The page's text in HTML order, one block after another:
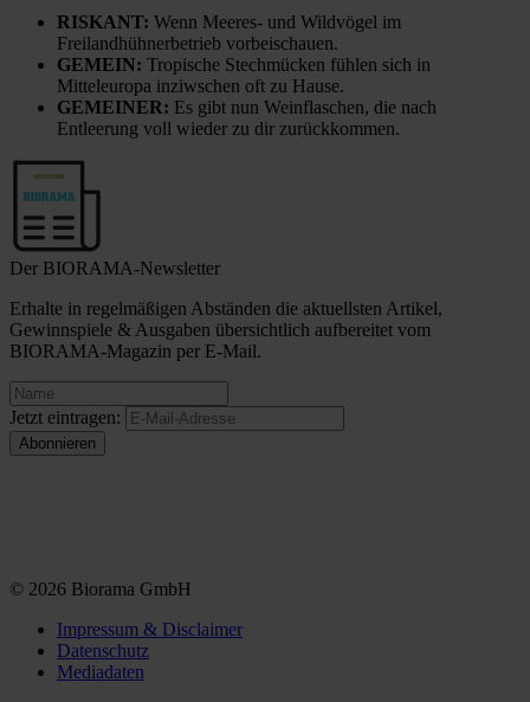
RISKANT: Wenn Meeres- und Wildvögel im
Freilandhühnerbetrieb vorbeischauen.
GEMEIN: Tropische Stechmücken fühlen sich in
Mitteleuropa inziwschen oft zu Hause.
GEMEINER: Es gibt nun Weinflaschen, die nach
Entleerung voll wieder zu dir zurückkommen.
Der BIORAMA-Newsletter
Erhalte in regelmäßigen Abständen die aktuellsten Artikel,
Gewinnspiele & Ausgaben übersichtlich aufbereitet vom
BIORAMA-Magazin per E-Mail.
Jetzt eintragen:
© 2026 Biorama GmbH
Impressum & Disclaimer
Datenschutz
Mediadaten